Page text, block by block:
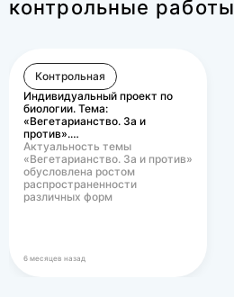
контрольные работы
Контрольная
Индивидуальный проект по
биологии. Тема:
«Вегетарианство. За и
против».…
Актуальность темы
«Вегетарианство. За и против»
обусловлена ростом
распространенности
различных форм
6 месяцев назад